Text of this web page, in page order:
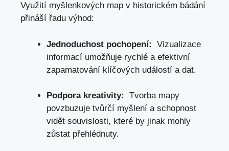
Využití myšlenkových map v historickém bádání
přináší řadu výhod:
Jednoduchost pochopení:
⁣ Vizualizace
informací umožňuje rychlé a efektivní⁣
zapamatování klíčových událostí ⁢a dat.
Podpora kreativity:
⁢ Tvorba mapy
povzbuzuje ⁣tvůrčí myšlení a schopnost⁤
vidět souvislosti, které by jinak mohly
zůstat ‌přehlédnuty.